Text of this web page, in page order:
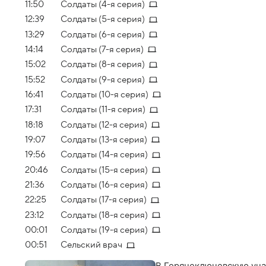
11:50
Солдаты (4-я серия)
12:39
Солдаты (5-я серия)
13:29
Солдаты (6-я серия)
14:14
Солдаты (7-я серия)
15:02
Солдаты (8-я серия)
15:52
Солдаты (9-я серия)
16:41
Солдаты (10-я серия)
17:31
Солдаты (11-я серия)
18:18
Солдаты (12-я серия)
19:07
Солдаты (13-я серия)
19:56
Солдаты (14-я серия)
20:46
Солдаты (15-я серия)
21:36
Солдаты (16-я серия)
22:25
Солдаты (17-я серия)
23:12
Солдаты (18-я серия)
00:01
Солдаты (19-я серия)
00:51
Сельский врач